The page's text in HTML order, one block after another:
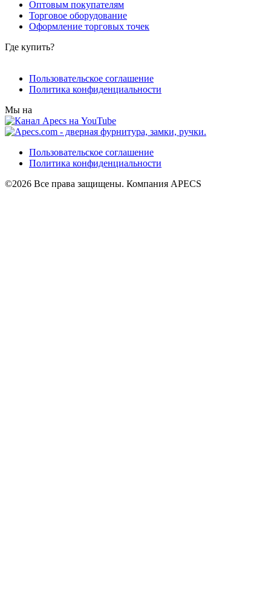
Оптовым покупателям
Торговое оборудование
Оформление торговых точек
Где купить?
Пользовательское соглашение
Политика конфиденциальности
Мы на
Пользовательское соглашение
Политика конфиденциальности
©2026 Все права защищены. Компания APECS